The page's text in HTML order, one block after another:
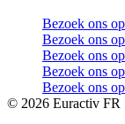
Bezoek ons
Bezoek ons
Bezoek ons
Bezoek ons
Bezoek ons
© 2026 Euractiv FR